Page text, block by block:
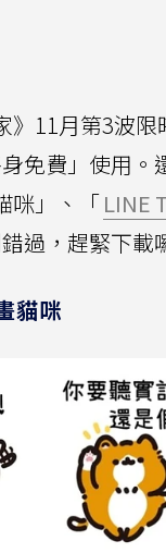
11月第3波限
免費」使用。
咪」、「LINE
過，趕緊下載
貓咪